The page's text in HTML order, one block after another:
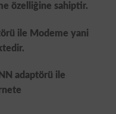
özelliğine sahiptir.
ile Modeme yani
adaptörü ile